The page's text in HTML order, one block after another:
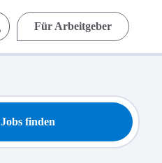
Für Arbeitgeber
Jobs finden